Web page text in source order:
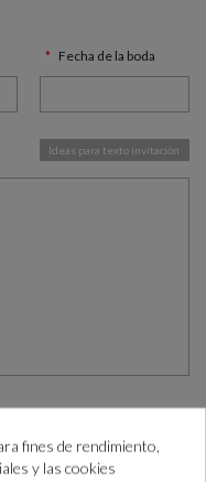
Fecha de la boda
Ideas para texto invitación
fines de rendimiento,
y las cookies